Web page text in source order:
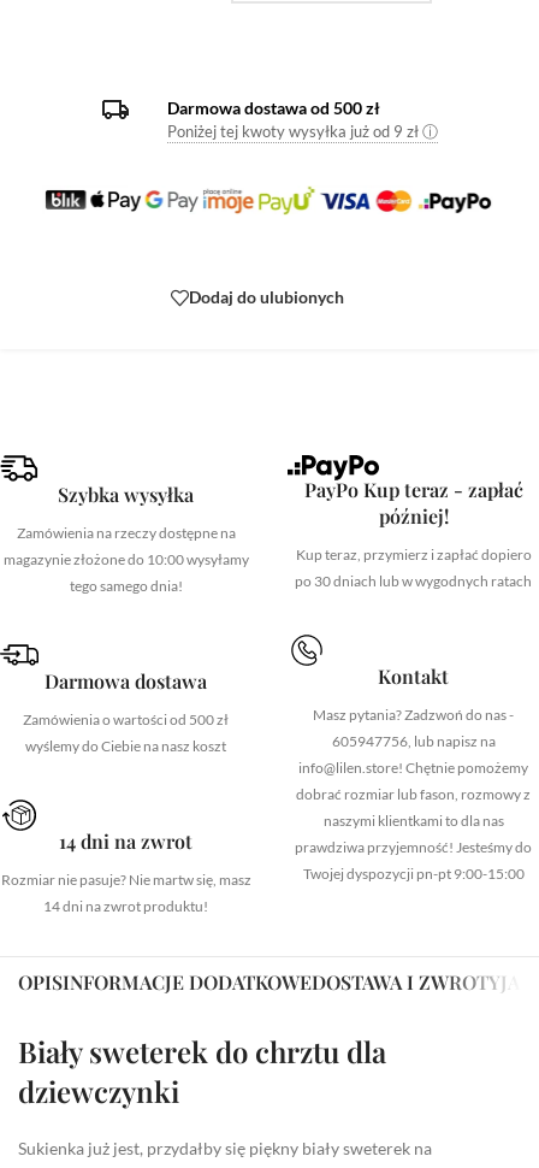
Darmowa dostawa od 500 zł
Poniżej tej kwoty wysyłka już od 9 zł ⓘ
Dodaj do ulubionych
Szybka wysyłka
Zamówienia na rzeczy dostępne na
magazynie złożone do 10:00 wysyłamy
tego samego dnia!
Darmowa dostawa
Zamówienia o wartości od 500 zł
wyślemy do Ciebie na nasz koszt
14 dni na zwrot
Rozmiar nie pasuje? Nie martw się, masz
14 dni na zwrot produktu!
PayPo Kup teraz - zapłać
później!
Kup teraz, przymierz i zapłać dopiero
po 30 dniach lub w wygodnych ratach
Kontakt
Masz pytania? Zadzwoń do nas -
605947756, lub napisz na
info@lilen.store! Chętnie pomożemy
dobrać rozmiar lub fason, rozmowy z
naszymi klientkami to dla nas
prawdziwa przyjemność! Jesteśmy do
Twojej dyspozycji pn-pt 9:00-15:00
OPISINFORMACJE DODATKOWEDOSTAWA I ZWROTY
Biały sweterek do chrztu dla
dziewczynki
Sukienka już jest, przydałby się piękny biały sweterek na